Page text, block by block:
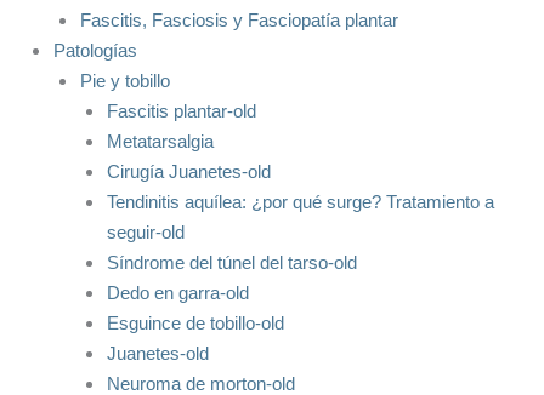
Fascitis, Fasciosis y Fasciopatía plantar
Patologías
Pie y tobillo
Fascitis plantar-old
Metatarsalgia
Cirugía Juanetes-old
Tendinitis aquílea: ¿por qué surge? Tratamiento a
seguir-old
Síndrome del túnel del tarso-old
Dedo en garra-old
Esguince de tobillo-old
Juanetes-old
Neuroma de morton-old